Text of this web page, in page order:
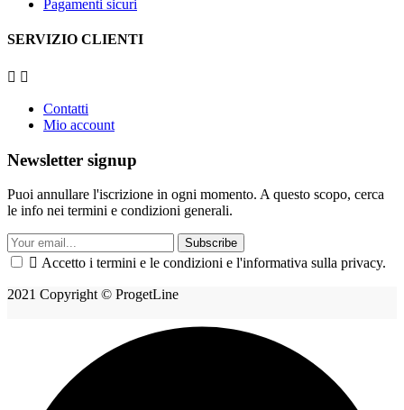
Pagamenti sicuri
SERVIZIO CLIENTI
 
Contatti
Mio account
Newsletter signup
Puoi annullare l'iscrizione in ogni momento. A questo scopo, cerca
le info nei termini e condizioni generali.
Subscribe
 Accetto i termini e le condizioni e l'informativa sulla privacy.
2021 Copyright © ProgetLine